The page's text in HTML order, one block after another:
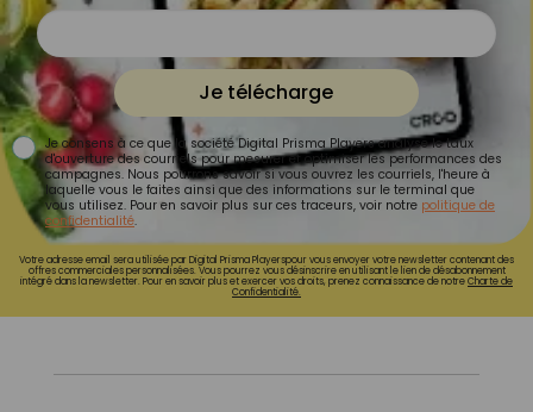
Je télécharge
Je consens à ce que la société Digital Prisma Players analyse le taux
d'ouverture des courriels pour mesurer et optimiser les performances des
campagnes. Nous pourrons savoir si vous ouvrez les courriels, l'heure à
laquelle vous le faites ainsi que des informations sur le terminal que
vous utilisez. Pour en savoir plus sur ces traceurs, voir notre politique de
confidentialité.
Votre adresse email sera utilisée par Digital Prisma Playerspour vous envoyer votre newsletter contenant des
offres commerciales personnalisées. Vous pourrez vous désinscrire en utilisant le lien de désabonnement
intégré dans la newsletter. Pour en savoir plus et exercer vos droits, prenez connaissance de notreCharte de
Confidentialité.